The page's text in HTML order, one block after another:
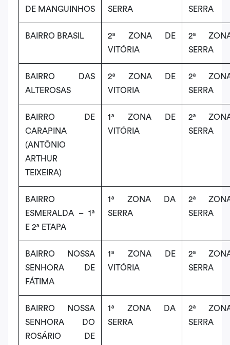
DE MANGUINHOS SERRA SERRA
BAIRRO BRASIL
2ª ZONA DE
VITÓRIA
2ª
SERRA
BAIRRO DAS
ALTEROSAS
2ª ZONA DE
VITÓRIA
2ª
SERRA
BAIRRO DE
CARAPINA
(ANTÔNIO
ARTHUR
TEIXEIRA)
1ª ZONA DE
VITÓRIA
2ª
SERRA
BAIRRO
ESMERALDA – 1ª
E 2ª ETAPA
1ª ZONA DA
SERRA
2ª
SERRA
BAIRRO NOSSA
SENHORA DE
FÁTIMA
1ª ZONA DE
VITÓRIA
2ª
SERRA
BAIRRO NOSSA
SENHORA DO
ROSÁRIO DE
1ª ZONA DA
SERRA
2ª
SERRA